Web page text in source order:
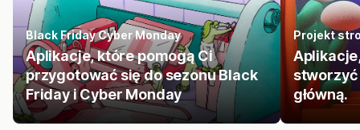
Black Friday Cyber Monday
Aplikacje, które pomogą Ci
przygotować się do sezonu Black
Friday i Cyber Monday
Projekt
główną.